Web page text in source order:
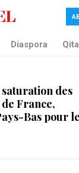
Diaspora
des
France,
Bas pour le